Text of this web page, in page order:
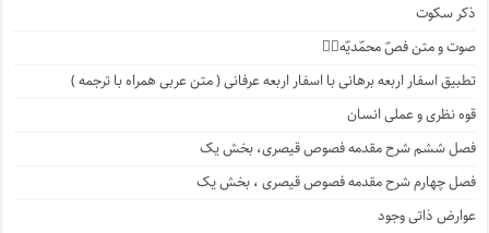
ذکر سکوت
صوت و متن فصّ محمّدیّه۱️⃣
تطبیق اسفار اربعه برهانی با اسفار اربعه عرفانی ( متن عربی همراه با ترجمه )
قوه نظری و عملی انسان
فصل ششم شرح مقدمه فصوص قیصری، بخش یک
فصل چهارم شرح مقدمه فصوص قیصری ، بخش یک
عوارض ذاتی وجود